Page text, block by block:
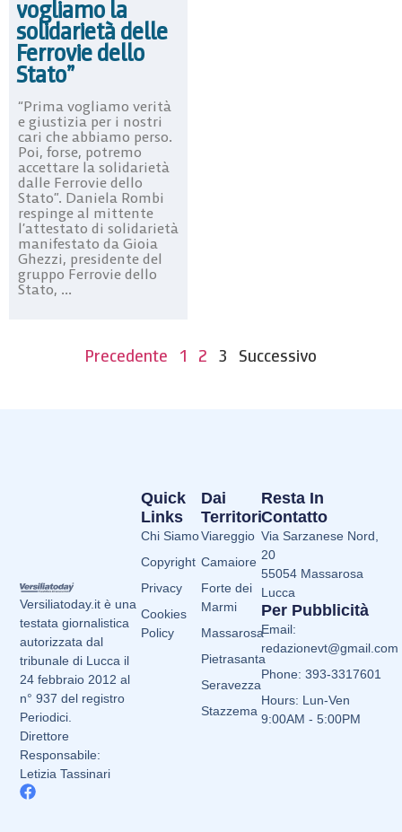
vogliamo la
solidarietà delle
Ferrovie dello
Stato”
“Prima vogliamo verità
e giustizia per i nostri
cari che abbiamo perso.
Poi, forse, potremo
accettare la solidarietà
dalle Ferrovie dello
Stato”. Daniela Rombi
respinge al mittente
l’attestato di solidarietà
manifestato da Gioia
Ghezzi, presidente del
gruppo Ferrovie dello
Stato, ...
Precedente 1 2 3 Successivo
Versiliatoday.it è una
testata giornalistica
autorizzata dal
tribunale di Lucca il
24 febbraio 2012 al
n° 937 del registro
Periodici.
Direttore
Responsabile:
Letizia Tassinari
Dai
Territori
Viareggio
Camaiore
Forte dei
Marmi
Massarosa
Pietrasanta
Seravezza
Stazzema
Quick
Links
Chi Siamo
Copyright
Privacy
Cookies
Policy
Resta In
Contatto
Via Sarzanese Nord,
20
55054 Massarosa
Lucca
Per Pubblicità
Email:
redazionevt@gmail.com
Phone: 393-3317601
Hours: Lun-Ven
9:00AM - 5:00PM